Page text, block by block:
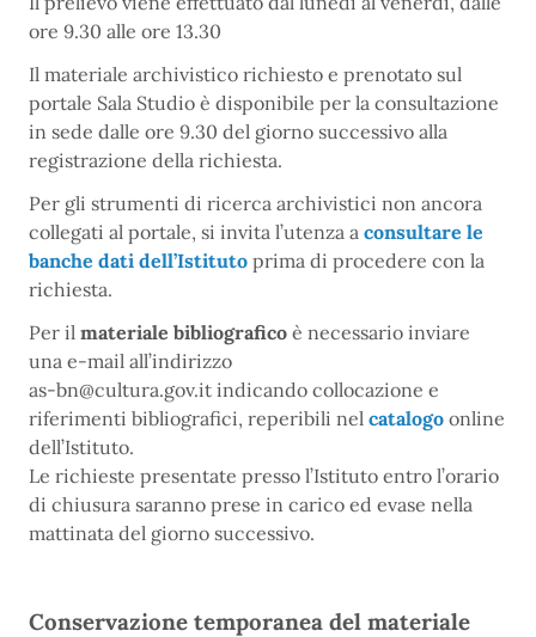
ore 9.30 alle ore 13.30
Il materiale archivistico richiesto e prenotato sul
portale Sala Studio è disponibile per la consultazione
in sede dalle ore 9.30 del giorno successivo alla
registrazione della richiesta.
Per gli strumenti di ricerca archivistici non ancora
collegati al portale, si invita l’utenza a consultare le
banche dati dell’Istituto prima di procedere con la
richiesta.
Per il materiale bibliografico è necessario inviare
una e-mail all’indirizzo
as-bn@cultura.gov.it indicando collocazione e
riferimenti bibliografici, reperibili nel catalogo online
dell’Istituto.
Le richieste presentate presso l’Istituto entro l’orario
di chiusura saranno prese in carico ed evase nella
mattinata del giorno successivo.
Conservazione temporanea del materiale